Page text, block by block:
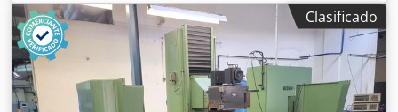
Clasificado